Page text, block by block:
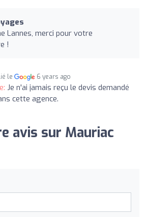
Lannes, merci pour votre
!
le 6 years ago
Je n'ai jamais reçu le devis demandé
cette agence.
avis sur Mauriac